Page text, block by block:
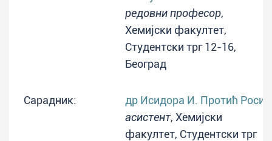
редовни професор,
Хемијски факултет,
Студентски трг 12-16,
Београд
Сарадник:
др Исидора И. Протић Росић
асистент, Хемијски
факултет, Студентски трг